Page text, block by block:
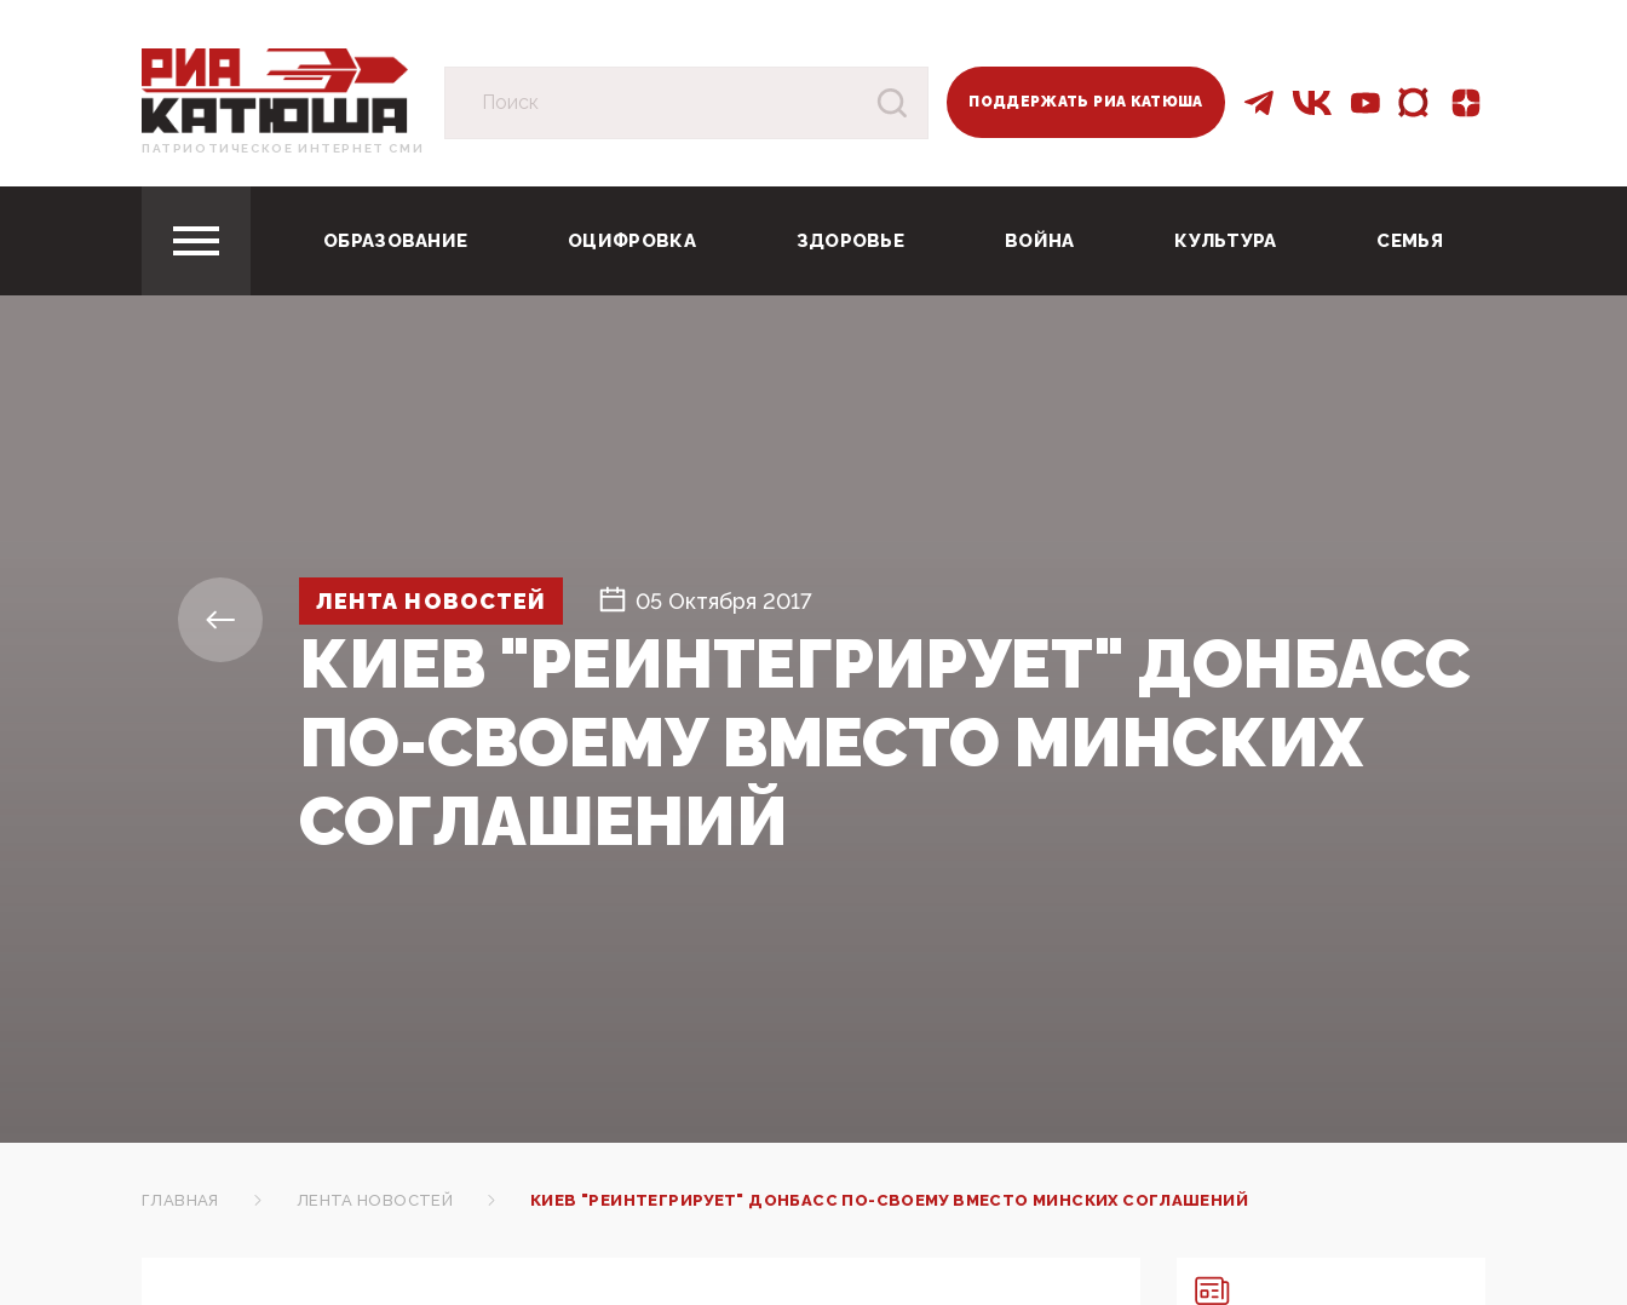
ПАТРИОТИЧЕСКОЕ ИНТЕРНЕТ СМИ
ПОДДЕРЖАТЬ РИА КАТЮША
ОБРАЗОВАНИЕ ОЦИФРОВКА ЗДОРОВЬЕ ВОЙНА КУЛЬТУРА СЕМЬЯ
ЛЕНТА НОВОСТЕЙ 05 Октября 2017
КИЕВ "РЕИНТЕГРИРУЕТ" ДОНБАСС
ПО-СВОЕМУ ВМЕСТО МИНСКИХ
СОГЛАШЕНИЙ
ГЛАВНАЯ ЛЕНТА НОВОСТЕЙ КИЕВ "РЕИНТЕГРИРУЕТ" ДОНБАСС ПО-СВОЕМУ ВМЕСТО МИНСКИХ СОГЛАШЕНИЙ